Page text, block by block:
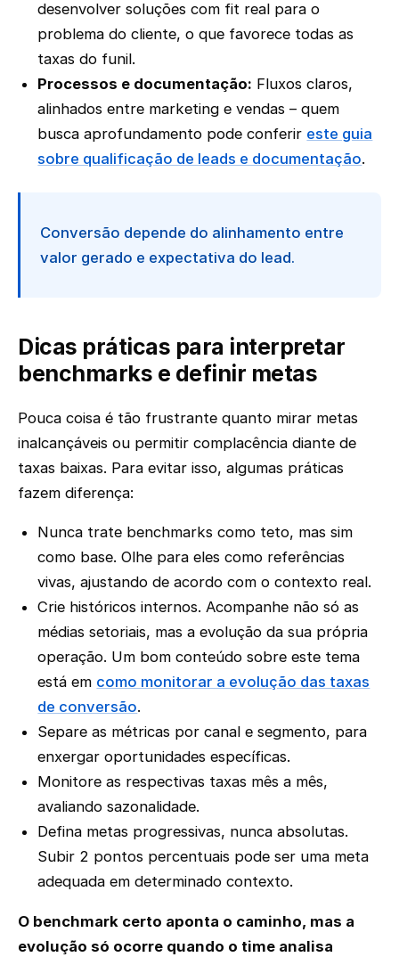
desenvolver soluções com fit real para o
problema do cliente, o que favorece todas as
taxas do funil.
Processos e documentação: Fluxos claros,
alinhados entre marketing e vendas – quem
busca aprofundamento pode conferir este guia
sobre qualificação de leads e documentação.
Conversão depende do alinhamento entre
valor gerado e expectativa do lead.
Dicas práticas para interpretar
benchmarks e definir metas
Pouca coisa é tão frustrante quanto mirar metas
inalcançáveis ou permitir complacência diante de
taxas baixas. Para evitar isso, algumas práticas
fazem diferença:
Nunca trate benchmarks como teto, mas sim
como base. Olhe para eles como referências
vivas, ajustando de acordo com o contexto real.
Crie históricos internos. Acompanhe não só as
médias setoriais, mas a evolução da sua própria
operação. Um bom conteúdo sobre este tema
está em como monitorar a evolução das taxas
de conversão.
Separe as métricas por canal e segmento, para
enxergar oportunidades específicas.
Monitore as respectivas taxas mês a mês,
avaliando sazonalidade.
Defina metas progressivas, nunca absolutas.
Subir 2 pontos percentuais pode ser uma meta
adequada em determinado contexto.
O benchmark certo aponta o caminho, mas a
evolução só ocorre quando o time analisa